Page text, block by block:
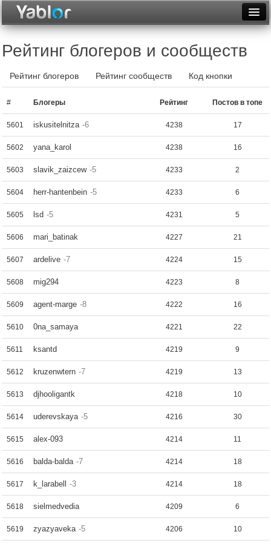
Фототоп
Видеотоп
Рейтинг блогеров и сообществ
Рейтинг блогеров Рейтинг сообществ Код кнопки
# Блогеры Рейтинг Постов в топе
5601 iskusitelnitza -6 4238 17
5602 yana_karol 4238 16
5603 slavik_zaizcew -5 4233 2
5604 herr-hantenbein -5 4233 6
5605 lsd -5 4231 5
5606 mari_batinak 4227 21
5607 ardelive -7 4224 15
5608 mig294 4223 8
5609 agent-marge -8 4222 16
5610 0na_samaya 4221 22
5611 ksantd 4219 9
5612 kruzenwtern -7 4219 13
5613 djhooligantk 4218 10
5614 uderevskaya -5 4216 30
5615 alex-093 4214 11
5616 balda-balda -7 4214 18
5617 k_larabell -3 4214 18
5618 sielmedvedia 4209 6
5619 zyazyaveka -5 4206 10